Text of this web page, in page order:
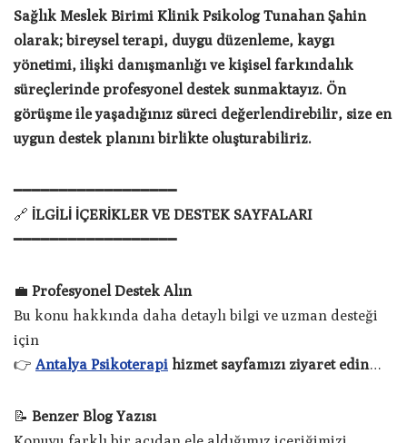
Sağlık Meslek Birimi Klinik Psikolog Tunahan Şahin
olarak; bireysel terapi, duygu düzenleme, kaygı
yönetimi, ilişki danışmanlığı ve kişisel farkındalık
süreçlerinde profesyonel destek sunmaktayız. Ön
görüşme ile yaşadığınız süreci değerlendirebilir, size en
uygun destek planını birlikte oluşturabiliriz.
━━━━━━━━━━━━━━━━━━
🔗 İLGİLİ İÇERİKLER VE DESTEK SAYFALARI
━━━━━━━━━━━━━━━━━━
💼 Profesyonel Destek Alın
Bu konu hakkında daha detaylı bilgi ve uzman desteği
için
👉 Antalya Psikoterapi hizmet sayfamızı ziyaret edin…
📝 Benzer Blog Yazısı